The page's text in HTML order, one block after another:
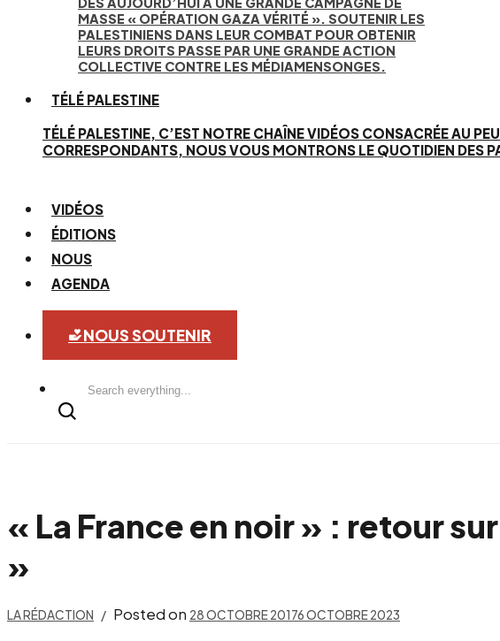
MASSE « OPÉRATION GAZA VÉRITÉ ». SOUTENIR LES
PALESTINIENS DANS LEUR COMBAT POUR OBTENIR
LEURS DROITS PASSE PAR UNE GRANDE ACTION
COLLECTIVE CONTRE LES MÉDIAMENSONGES.
TÉLÉ PALESTINE
TÉLÉ PALESTINE, C’EST NOTRE CHAÎNE VIDÉOS CONSACRÉE AU
CORRESPONDANTS, NOUS VOUS MONTRONS LE QUOTIDIEN DES
VIDÉOS
ÉDITIONS
NOUS
AGENDA
NOUS SOUTENIR
Search
« La France en noir » : retour
»
LA RÉDACTION Posted on 28 OCTOBRE 20176 OCTOBRE 2023